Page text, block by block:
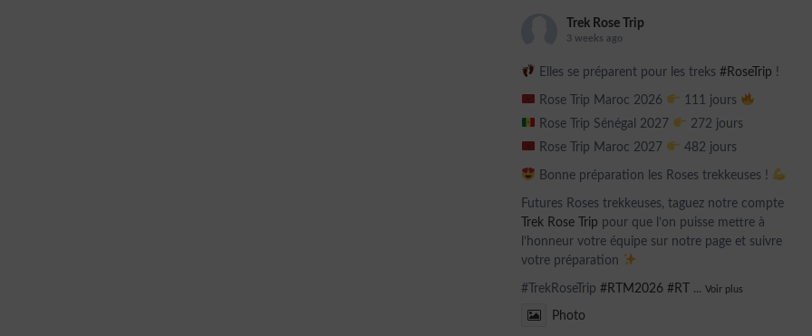
Trek Rose Trip
3 weeks ago
Elles se préparent pour les treks #RoseTrip !
Rose Trip Maroc 2026
111 jours
Rose Trip Sénégal 2027
272 jours
Rose Trip Maroc 2027
482 jours
Bonne préparation les Roses trekkeuses !
Futures Roses trekkeuses, taguez notre compte
Trek Rose Trip pour que l’on puisse mettre à
l’honneur votre équipe sur notre page et suivre
votre préparation
#TrekRoseTrip #RTM2026 #RT ... Voir plus
Photo